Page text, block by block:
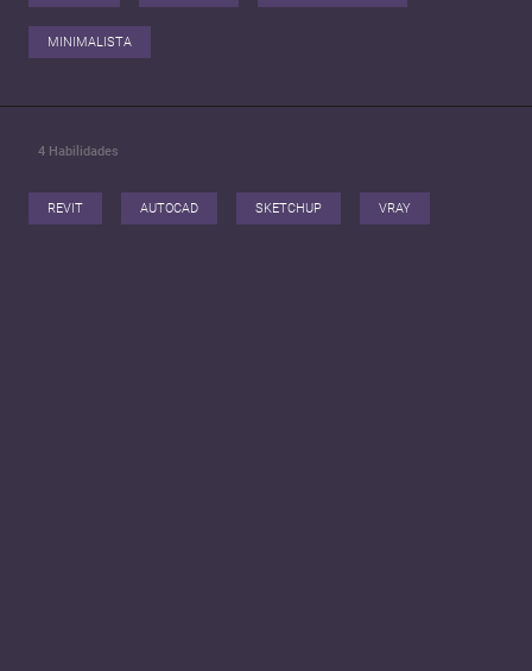
MINIMALISTA
4 Habilidades
REVIT AUTOCAD SKETCHUP VRAY